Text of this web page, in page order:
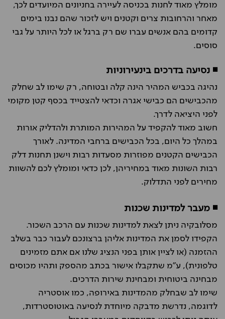
מומלץ מאוד לחנות בכניסה לעיירה בחניונים המיועדים לכך,
מאחר והרחובות צרים וקטנים ויש לזכור שהם נבנו בימים
קדומים בהם אנשים עברו שם רק ברגל או לכל היותר על גבי
סוסים.
◾ נסיעה בדרכים בינעירוניות
נהיגה בכביש המהיר הינה קלה ובטוחה, רק שימו לב שחלק
מהכבישים הם כבישי אגרה וכדאי להצטייד בכסף קטן מקומי
לפני היציאה לדרך.
חשוב מאוד להקפיד על המהירות המותרת ולהדליק אורות
במהלך כל היום, בכל הכבישים ברחבי המדינה. לאורך
הכבישים הקטנים מפוזרות מסעדות רבות וישנן תחנות דלק
רבות השונות מאוד במחיריהן, לכן כדאי ומומלץ לכם להשוות
מחירים לפני התדלוק.
◾ מעבר למדינות שכנות
מסלובקיה ניתן לצאת למדינות שכנות עם הרכב השכור.
הקפידו לסמן את המדינות אליהן ברצונכם לעבור כבר בשלב
ההזמנה (או לציין אותן בפני הנציג שלנו אם אתם מזמינים
טלפונית), ע"מ שתקבלו אישור בכתב מהספק ותהיו מכוסים
מבחינה ביטוחית ומבחינת שירות הדרכים.
שימו לב שבחלק מהמדינות באירופה, כמו אוסטריה
לדוגמה, נדרשת מדבקה מיוחדת לנסיעה באוטוסטרדות,